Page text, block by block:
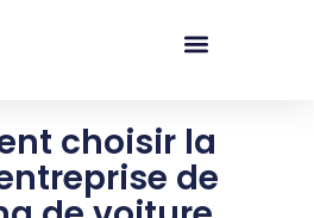
choisir la
de